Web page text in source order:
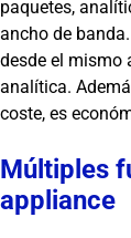
paquetes,
ancho de
desde el mismo
analítica.
coste, es
Múltiples
appliance